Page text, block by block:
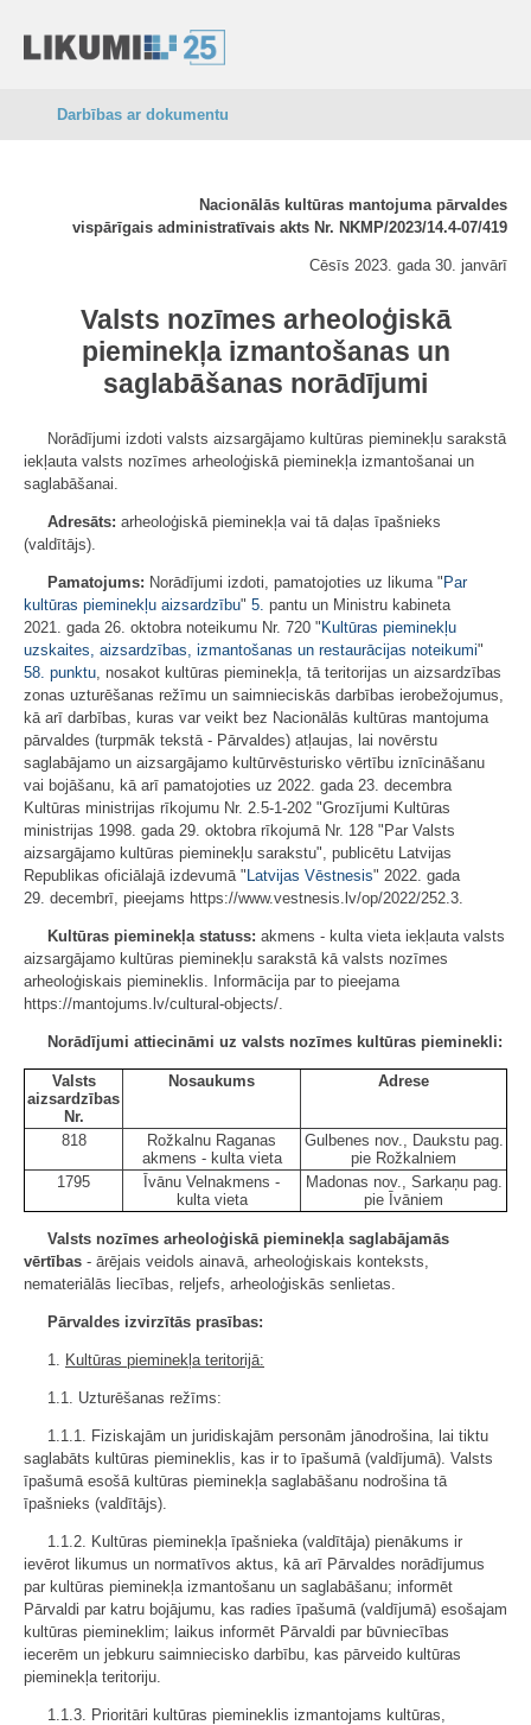
Darbības ar dokumentu
Nacionālās kultūras mantojuma pārvaldes
vispārīgais administratīvais akts Nr. NKMP/2023/14.4-07/419
Cēsīs 2023. gada 30. janvārī
Valsts nozīmes arheoloģiskā
pieminekļa izmantošanas un
saglabāšanas norādījumi
Norādījumi izdoti valsts aizsargājamo kultūras pieminekļu sarakstā
iekļauta valsts nozīmes arheoloģiskā pieminekļa izmantošanai un
saglabāšanai.
Adresāts: arheoloģiskā pieminekļa vai tā daļas īpašnieks
(valdītājs).
Pamatojums: Norādījumi izdoti, pamatojoties uz likuma " Par
kultūras pieminekļu aizsardzību" 5. pantu un Ministru kabineta
2021. gada 26. oktobra noteikumu Nr. 720 " Kultūras pieminekļu
uzskaites, aizsardzības, izmantošanas un restaurācijas noteikumi"
58. punktu, nosakot kultūras pieminekļa, tā teritorijas un aizsardzības
zonas uzturēšanas režīmu un saimnieciskās darbības ierobežojumus,
kā arī darbības, kuras var veikt bez Nacionālās kultūras mantojuma
pārvaldes (turpmāk tekstā - Pārvaldes) atļaujas, lai novērstu
saglabājamo un aizsargājamo kultūrvēsturisko vērtību iznīcināšanu
vai bojāšanu, kā arī pamatojoties uz 2022. gada 23. decembra
Kultūras ministrijas rīkojumu Nr. 2.5-1-202 "Grozījumi Kultūras
ministrijas 1998. gada 29. oktobra rīkojumā Nr. 128 "Par Valsts
aizsargājamo kultūras pieminekļu sarakstu", publicētu Latvijas
Republikas oficiālajā izdevumā " Latvijas Vēstnesis" 2022. gada
29. decembrī, pieejams https://www.vestnesis.lv/op/2022/252.3.
Kultūras pieminekļa statuss: akmens - kulta vieta iekļauta valsts
aizsargājamo kultūras pieminekļu sarakstā kā valsts nozīmes
arheoloģiskais piemineklis. Informācija par to pieejama
https://mantojums.lv/cultural-objects/.
Norādījumi attiecināmi uz valsts nozīmes kultūras pieminekli:
Valsts
aizsardzības
Nr.
Nosaukums Adrese
818
Rožkalnu Raganas
akmens - kulta vieta
Gulbenes nov., Daukstu pag.
pie Rožkalniem
1795
Īvānu Velnakmens -
kulta vieta
Madonas nov., Sarkaņu pag.
pie Īvāniem
Valsts nozīmes arheoloģiskā pieminekļa saglabājamās
vērtības - ārējais veidols ainavā, arheoloģiskais konteksts,
nemateriālās liecības, reljefs, arheoloģiskās senlietas.
Pārvaldes izvirzītās prasības:
1. Kultūras pieminekļa teritorijā:
1.1. Uzturēšanas režīms:
1.1.1. Fiziskajām un juridiskajām personām jānodrošina, lai tiktu
saglabāts kultūras piemineklis, kas ir to īpašumā (valdījumā). Valsts
īpašumā esošā kultūras pieminekļa saglabāšanu nodrošina tā
īpašnieks (valdītājs).
1.1.2. Kultūras pieminekļa īpašnieka (valdītāja) pienākums ir
ievērot likumus un normatīvos aktus, kā arī Pārvaldes norādījumus
par kultūras pieminekļa izmantošanu un saglabāšanu; informēt
Pārvaldi par katru bojājumu, kas radies īpašumā (valdījumā) esošajam
kultūras piemineklim; laikus informēt Pārvaldi par būvniecības
iecerēm un jebkuru saimniecisko darbību, kas pārveido kultūras
pieminekļa teritoriju.
1.1.3. Prioritāri kultūras piemineklis izmantojams kultūras,